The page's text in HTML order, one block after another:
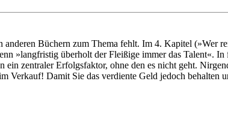
Büchern zum Thema fehlt. Im 4. Kapitel (»Wer
»langfristig überholt der Fleißige immer das Talent«. In
zentraler Erfolgsfaktor, ohne den es nicht geht.
Verkauf! Damit Sie das verdiente Geld jedoch behalten